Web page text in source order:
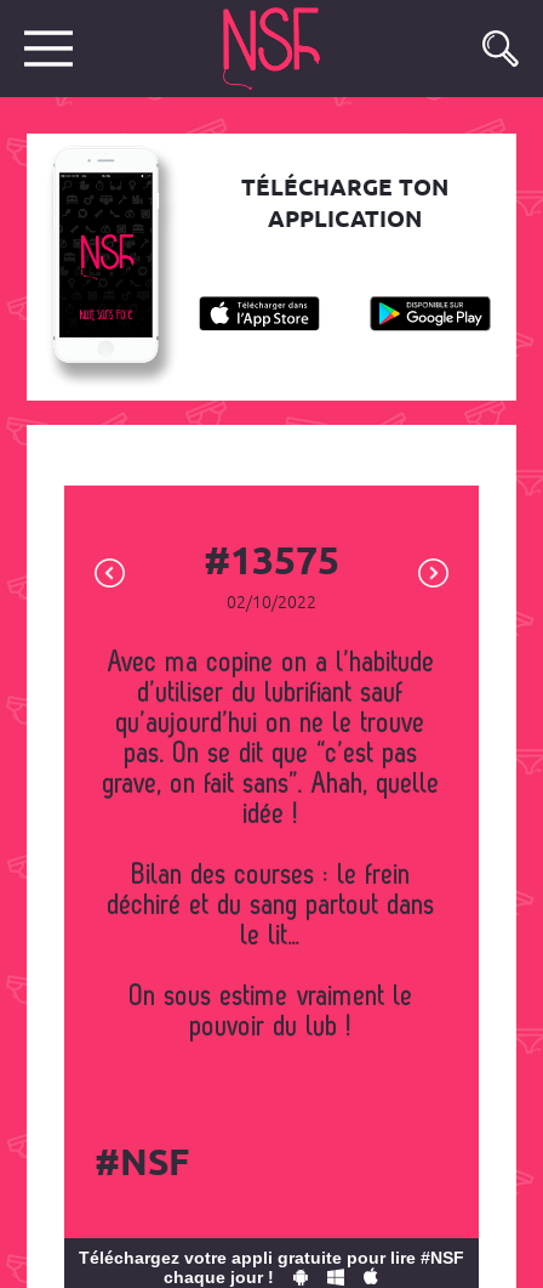
TÉLÉCHARGE TON
APPLICATION
#13575
02/10/2022
Avec ma copine on a l’habitude
d’utiliser du lubrifiant sauf
qu’aujourd’hui on ne le trouve
pas. On se dit que “c’est pas
grave, on fait sans”. Ahah, quelle
idée !
Bilan des courses : le frein
déchiré et du sang partout dans
le lit…
On sous estime vraiment le
pouvoir du lub !
#NSF
Téléchargez votre appli gratuite pour lire #NSF
chaque jour !